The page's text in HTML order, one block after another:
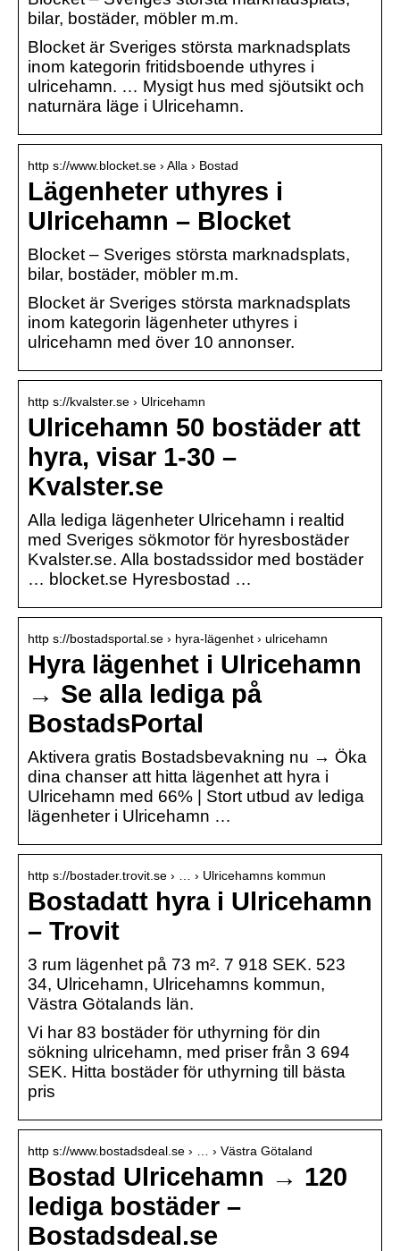
bilar, bostäder, möbler m.m.
Blocket är Sveriges största marknadsplats
inom kategorin fritidsboende uthyres i
ulricehamn. … Mysigt hus med sjöutsikt och
naturnära läge i Ulricehamn.
http s://www.blocket.se › Alla › Bostad
Lägenheter uthyres i
Ulricehamn – Blocket
Blocket – Sveriges största marknadsplats,
bilar, bostäder, möbler m.m.
Blocket är Sveriges största marknadsplats
inom kategorin lägenheter uthyres i
ulricehamn med över 10 annonser.
http s://kvalster.se › Ulricehamn
Ulricehamn 50 bostäder att
hyra, visar 1-30 –
Kvalster.se
Alla lediga lägenheter Ulricehamn i realtid
med Sveriges sökmotor för hyresbostäder
Kvalster.se. Alla bostadssidor med bostäder
… blocket.se Hyresbostad …
http s://bostadsportal.se › hyra-lägenhet › ulricehamn
Hyra lägenhet i Ulricehamn
→ Se alla lediga på
BostadsPortal
Aktivera gratis Bostadsbevakning nu → Öka
dina chanser att hitta lägenhet att hyra i
Ulricehamn med 66% | Stort utbud av lediga
lägenheter i Ulricehamn …
http s://bostader.trovit.se › … › Ulricehamns kommun
Bostadatt hyra i Ulricehamn
– Trovit
3 rum lägenhet på 73 m². 7 918 SEK. 523
34, Ulricehamn, Ulricehamns kommun,
Västra Götalands län.
Vi har 83 bostäder för uthyrning för din
sökning ulricehamn, med priser från 3 694
SEK. Hitta bostäder för uthyrning till bästa
pris
http s://www.bostadsdeal.se › … › Västra Götaland
Bostad Ulricehamn → 120
lediga bostäder –
Bostadsdeal.se